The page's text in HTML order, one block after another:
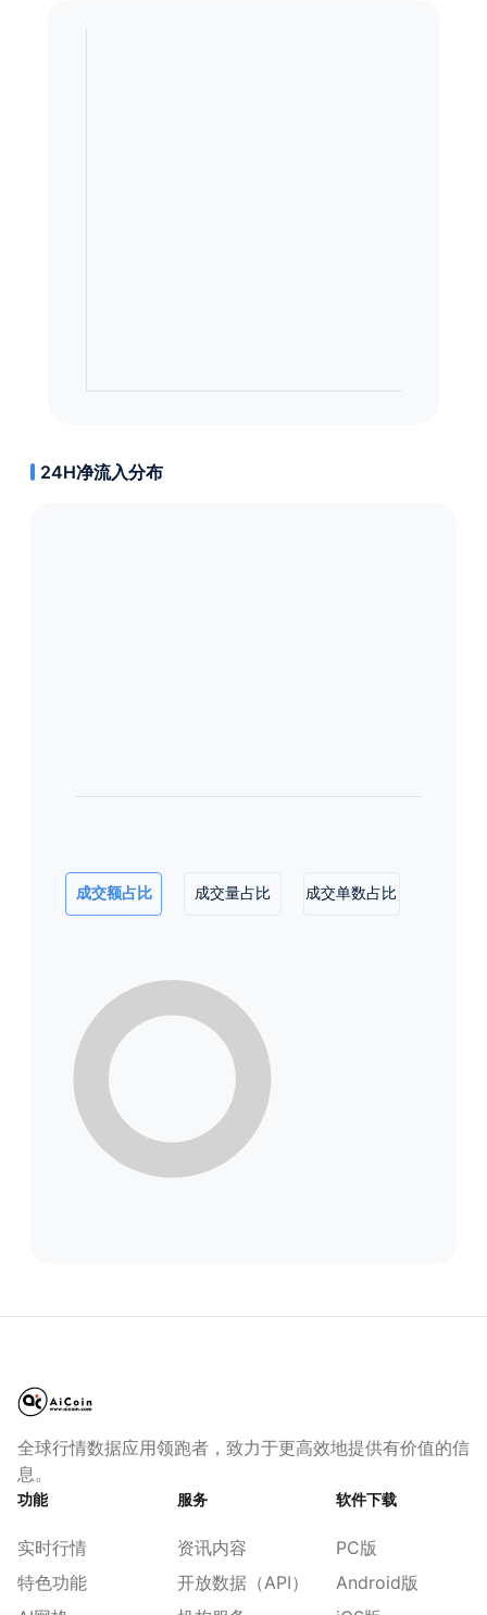
24H净流入分布
成交额占比 成交量占比 成交单数占比
全球行情数据应用领跑者，致力于更高效地提供有价值的信
息。
功能
实时行情
特色功能
服务
资讯内容
开放数据（API）
软件下载
PC版
Android版